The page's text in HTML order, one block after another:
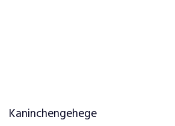
Kaninchengehege